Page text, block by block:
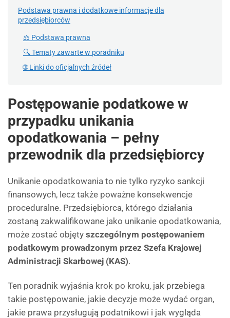
Podstawa prawna i dodatkowe informacje dla
przedsiębiorców
⚖️ Podstawa prawna
🔍 Tematy zawarte w poradniku
🌐 Linki do oficjalnych źródeł
Postępowanie podatkowe w
przypadku unikania
opodatkowania – pełny
przewodnik dla przedsiębiorcy
Unikanie opodatkowania to nie tylko ryzyko sankcji
finansowych, lecz także poważne konsekwencje
proceduralne. Przedsiębiorca, którego działania
zostaną zakwalifikowane jako unikanie opodatkowania,
może zostać objęty szczególnym postępowaniem
podatkowym prowadzonym przez Szefa Krajowej
Administracji Skarbowej (KAS).
Ten poradnik wyjaśnia krok po kroku, jak przebiega
takie postępowanie, jakie decyzje może wydać organ,
jakie prawa przysługują podatnikowi i jak wygląda